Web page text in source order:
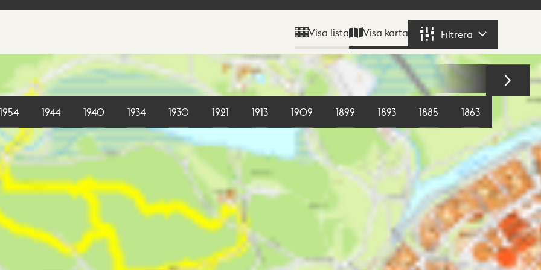
Visa lista Visa karta Filtrera
1954 1944 1940 1934 1930 1921 1913 1909 1899 1893 1885 1863